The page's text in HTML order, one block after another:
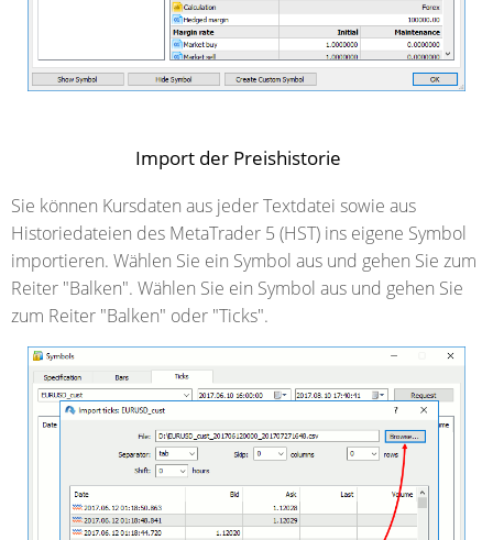
Import der Preishistorie
Sie können Kursdaten aus jeder Textdatei sowie aus
Historiedateien des MetaTrader 5 (HST) ins eigene Symbol
importieren. Wählen Sie ein Symbol aus und gehen Sie zum
Reiter "Balken". Wählen Sie ein Symbol aus und gehen Sie
zum Reiter "Balken" oder "Ticks".